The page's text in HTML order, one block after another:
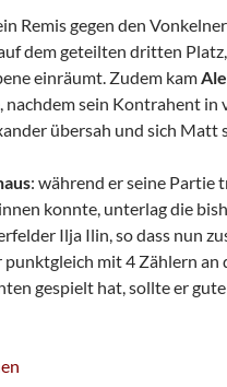
Remis gegen den
dem geteilten dritten
einräumt. Zudem kam
nachdem sein Kontrahent in
übersah und sich Matt
: während er seine Partie
konnte, unterlag die
Ilja Ilin, so dass nun
mit 4 Zählern an
gespielt hat, sollte er